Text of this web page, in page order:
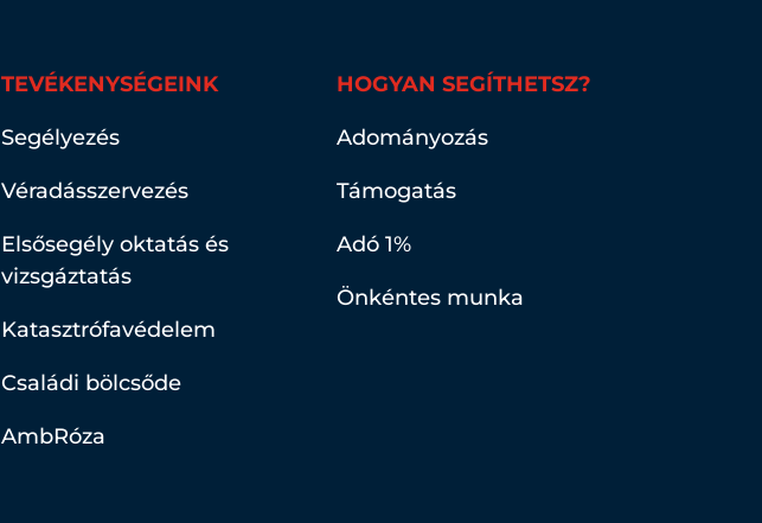
TEVÉKENYSÉGEINK
Segélyezés
Véradásszervezés
Elsősegély oktatás és
vizsgáztatás
Katasztrófavédelem
Családi bölcsőde
AmbRóza
HOGYAN SEGÍTHETSZ?
Adományozás
Támogatás
Adó 1%
Önkéntes munka